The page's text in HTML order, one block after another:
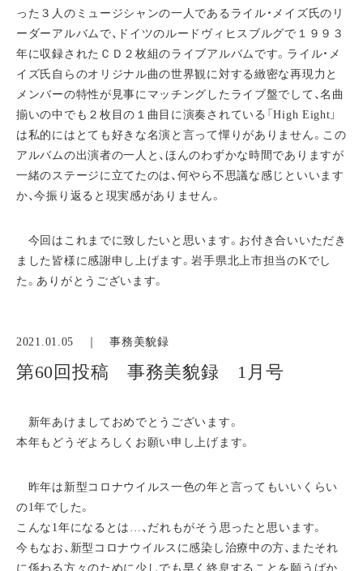
った３人のミュージシャンの一人であるライル・メイズ氏のリ
ーダーアルバムで、ドイツのルードヴィヒスブルグで１９９３
年に収録されたＣＤ２枚組のライブアルバムです。ライル・メ
イズ氏自らのオリジナル曲の世界観に対する緻密な再現力と
メンバーの特性が見事にマッチングしたライブ盤でして、名曲
揃いの中でも２枚目の１曲目に演奏されている「High Eight」
は私的にはとても好きな名演と言って憚りがありません。この
アルバムの出演者の一人と、ほんのわずかな時間でありますが
一緒のステージに立てたのは、何やら不思議な感じといいます
か、今振り返ると現実感がありません。
今回はこれまでに致したいと思います。お付き合いいただき
ました皆様に感謝申し上げます。岩手県北上市担当のKでし
た。ありがとうございます。
2021.01.05 ｜事務美貌録
第60回投稿 事務美貌録 1月号
新年あけましておめでとうございます。
本年もどうぞよろしくお願い申し上げます。
昨年は新型コロナウイルス一色の年と言ってもいいくらい
の1年でした。
こんな1年になるとは…、だれもがそう思ったと思います。
今もなお、新型コロナウイルスに感染し治療中の方、またそれ
に係わる方々のために少しでも早く終息することを願うばか